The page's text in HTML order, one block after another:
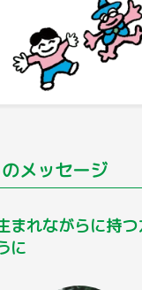
メッセージ
まれながらに持
に